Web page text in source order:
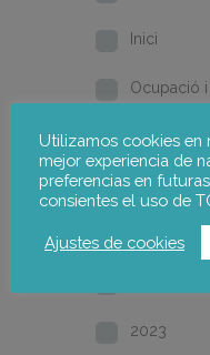
Inici
Ocupació
Formació
2026
2025
2023
Utilizamos cookies en
mejor experiencia de
preferencias en
consientes el uso de
Ajustes de cookies